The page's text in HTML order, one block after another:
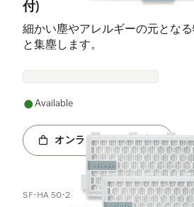
付)
細かい塵やアレルギーの元とな
と集塵します。
Available
オンラインショップへ
SF-HA 50-2